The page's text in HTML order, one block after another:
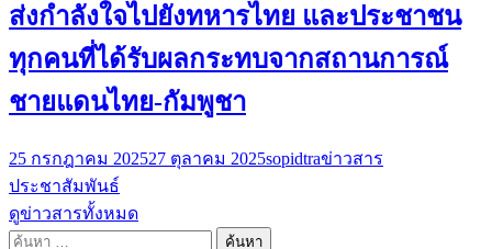
ส่งกำลังใจไปยังทหารไทย และประชาชน
ทุกคนที่ได้รับผลกระทบจากสถานการณ์
ชายแดนไทย-กัมพูชา
25 กรกฎาคม 202527 ตุลาคม 2025sopidtraข่าวสาร
ประชาสัมพันธ์
ดูข่าวสารทั้งหมด
ค้นหา